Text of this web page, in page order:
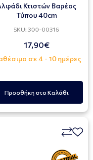
Κτιστών Βαρέος
Τύπου 40cm
SKU: 300-00316
17,90€
σε 4 - 10 ημέρες
Προσθήκη στο Καλάθι